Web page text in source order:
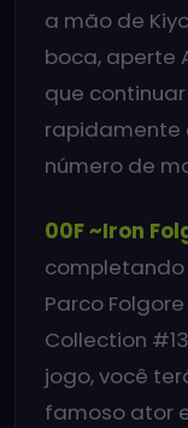
a mão de
boca, aperte
que
rapidamente
número de
00F ~Iron
Parco
Collection
jogo, você
famoso ator